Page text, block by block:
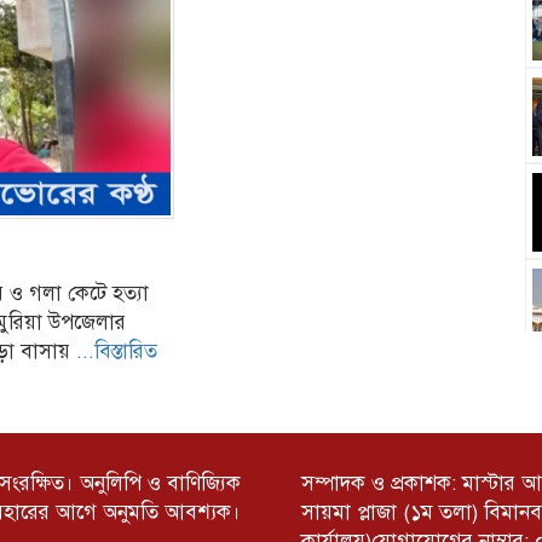
গলা কেটে হত্যা
উপজেলার
বাসায় ...বিস্তারিত
অনুলিপি ও বাণিজ্যিক
আগে অনুমতি আবশ্যক।
সম্পাদক ও প্রকাশক: মাস্টার
সায়মা প্লাজা (১ম তলা)